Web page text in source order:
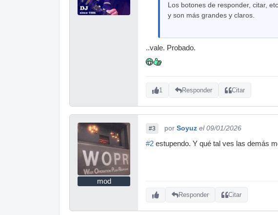
Los botones de responder, citar,
y son más grandes y claros.
..vale. Probado.
1 Responder Citar
mod
#3 por Soyuz el 09/01/2026
#2 estupendo. Y qué tal ves las demás
Responder Citar